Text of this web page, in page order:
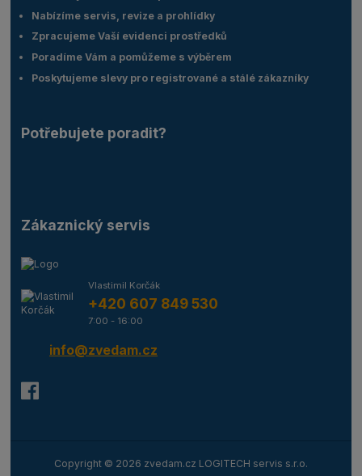
Nabízíme servis, revize a prohlídky
Zpracujeme Vaší evidenci prostředků
Poradíme Vám a pomůžeme s výběrem
Poskytujeme slevy pro registrované a stálé zákazníky
Potřebujete poradit?
Zákaznický servis
Vlastimil Korčák
+420 607 849 530
7:00 - 16:00
info@zvedam.cz
Copyright © 2026 zvedam.cz LOGITECH servis s.r.o.